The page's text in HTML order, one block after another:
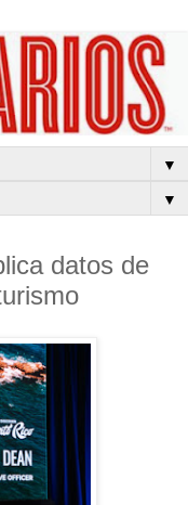
▼
▼
datos de